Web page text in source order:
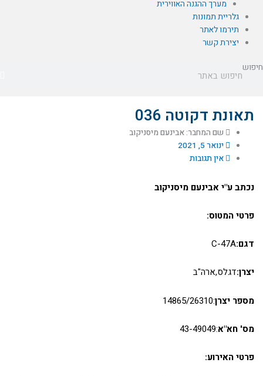
מערך ההגנה האווירית
גלריית תמונות
תירמו לאתר
יצירת קשר
חיפוש
תאונת דקוטה 036
שם המחבר: אבינעם מיסניקוב
ינואר 5, 2021
אין תגובות
נכתב ע"י אבינעם מיסניקוב
פרטי המטוס:
דגם:C-47A
יצרן:דגלס,ארה"ב
מספר יצרן:14865/26310
מס' חא"א:43-49049
פרטי האירוע: